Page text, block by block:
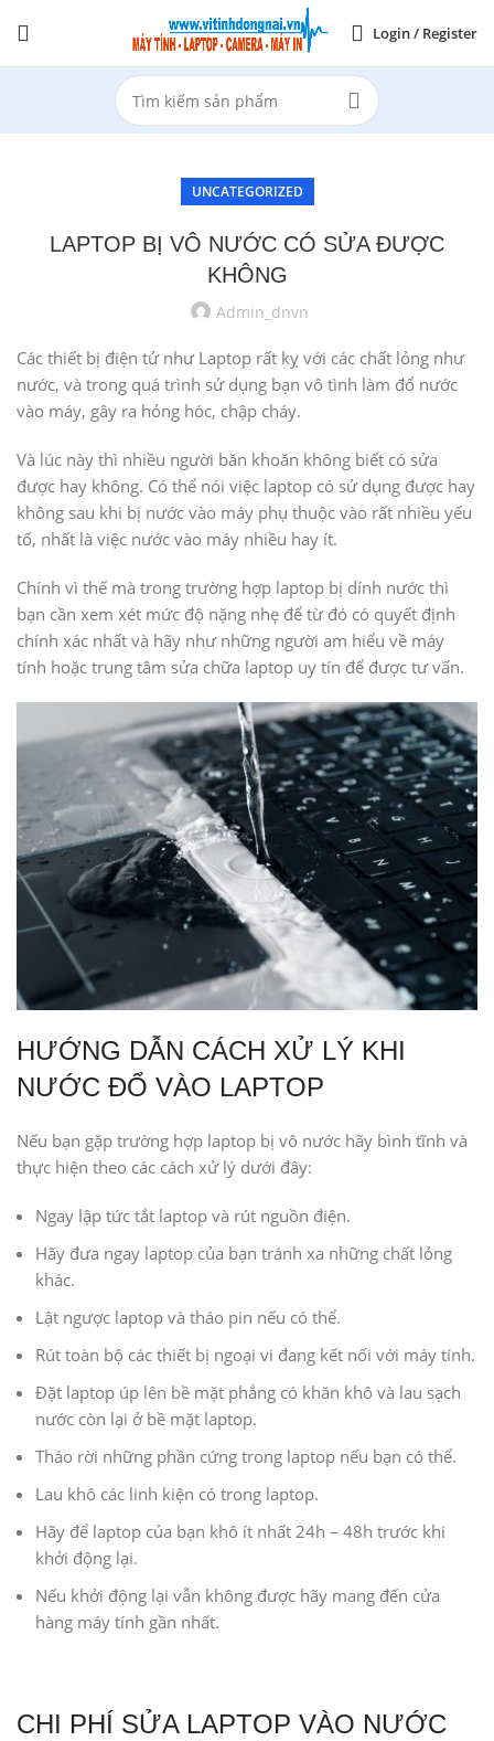
Login / Register
UNCATEGORIZED
LAPTOP BỊ VÔ NƯỚC CÓ SỬA ĐƯỢC
KHÔNG
Admin_dnvn
Các thiết bị điện tử như Laptop rất kỵ với các chất lỏng như
nước, và trong quá trình sử dụng bạn vô tình làm đổ nước
vào máy, gây ra hỏng hóc, chập cháy.
Và lúc này thì nhiều người băn khoăn không biết có sửa
được hay không. Có thể nói việc laptop có sử dụng được hay
không sau khi bị nước vào máy phụ thuộc vào rất nhiều yếu
tố, nhất là việc nước vào máy nhiều hay ít.
Chính vì thế mà trong trường hợp laptop bị dính nước thì
bạn cần xem xét mức độ nặng nhẹ để từ đó có quyết định
chính xác nhất và hãy như những người am hiểu về máy
tính hoặc trung tâm sửa chữa laptop uy tín để được tư vấn.
HƯỚNG DẪN CÁCH XỬ LÝ KHI
NƯỚC ĐỔ VÀO LAPTOP
Nếu bạn gặp trường hợp laptop bị vô nước hãy bình tĩnh và
thực hiện theo các cách xử lý dưới đây:
Ngay lập tức tắt laptop và rút nguồn điện.
Hãy đưa ngay laptop của bạn tránh xa những chất lỏng
khác.
Lật ngược laptop và tháo pin nếu có thể.
Rút toàn bộ các thiết bị ngoại vi đang kết nối với máy tính.
Đặt laptop úp lên bề mặt phẳng có khăn khô và lau sạch
nước còn lại ở bề mặt laptop.
Tháo rời những phần cứng trong laptop nếu bạn có thể.
Lau khô các linh kiện có trong laptop.
Hãy để laptop của bạn khô ít nhất 24h – 48h trước khi
khởi động lại.
Nếu khởi động lại vẫn không được hãy mang đến cửa
hàng máy tính gần nhất.
CHI PHÍ SỬA LAPTOP VÀO NƯỚC